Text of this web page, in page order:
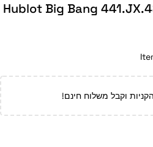
Hublot Big Bang
וקבל משלוח חינם!